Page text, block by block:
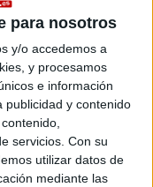
para nosotros
y/o accedemos a
y procesamos
e información
publicidad y contenido
servicios. Con su
utilizar datos de
mediante las
Castellano
de